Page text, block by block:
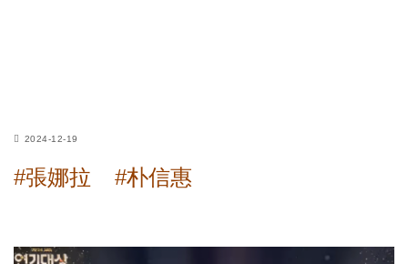
2024-12-19
#張娜拉 #朴信惠